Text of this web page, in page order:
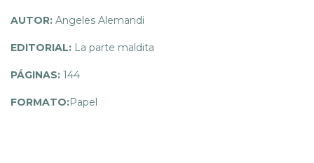
AUTOR: Angeles Alemandi
EDITORIAL: La parte maldita
PÁGINAS: 144
FORMATO:Papel